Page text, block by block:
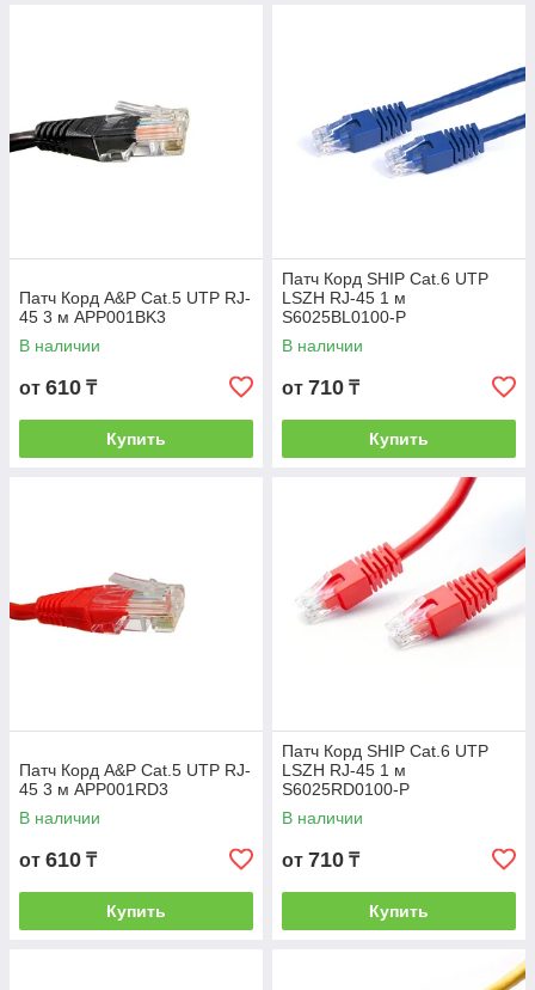
Патч Корд A&P Cat.5 UTP RJ-
45 3 м APP001BK3
В наличии
от 610 ₸
Купить
Патч Корд SHIP Cat.6 UTP
LSZH RJ-45 1 м
S6025BL0100-P
В наличии
от 710 ₸
Купить
Патч Корд A&P Cat.5 UTP RJ-
45 3 м APP001RD3
В наличии
от 610 ₸
Купить
Патч Корд SHIP Cat.6 UTP
LSZH RJ-45 1 м
S6025RD0100-P
В наличии
от 710 ₸
Купить